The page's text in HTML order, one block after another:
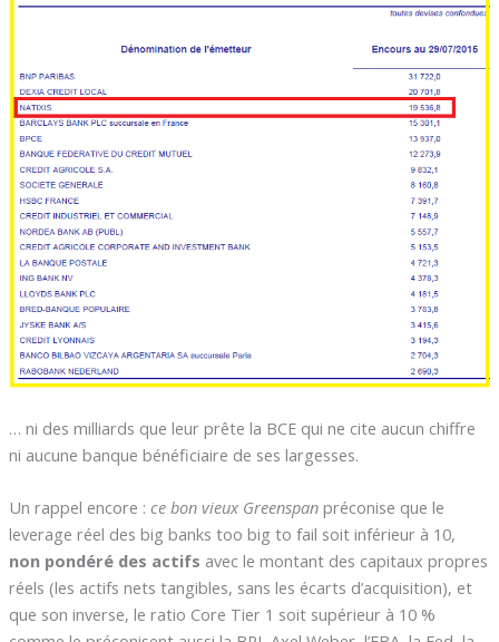
… ni des milliards que leur prête la BCE qui ne cite aucun chiffre
ni aucune banque bénéficiaire de ses largesses.
Un rappel encore : ce bon vieux Greenspan préconise que le
leverage réel des big banks too big to fail soit inférieur à 10,
non pondéré des actifs avec le montant des capitaux propres
réels (les actifs nets tangibles, sans les écarts d’acquisition), et
que son inverse, le ratio Core Tier 1 soit supérieur à 10 %